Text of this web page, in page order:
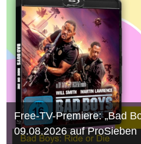
Free-TV-Premiere: „Bad
09.08.2026 auf ProSieben